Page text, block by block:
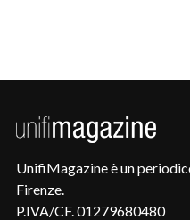
UnifiMagazine è un
Firenze.
P.IVA/CF. 01279680480